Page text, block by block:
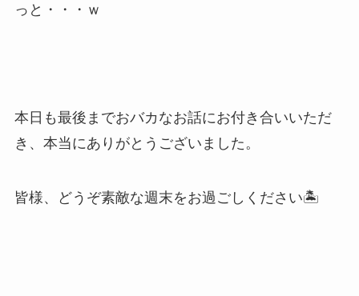
っと・・・ｗ
本日も最後までおバカなお話にお付き合いいただ
き、本当にありがとうございました。
皆様、どうぞ素敵な週末をお過ごしください🏝